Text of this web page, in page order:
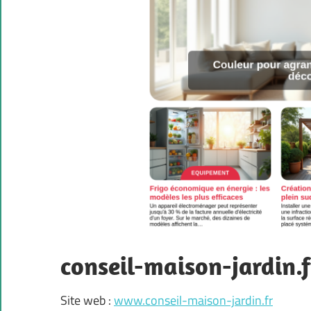
conseil-maison-
Site web :www.conseil-maison-jardin.fr